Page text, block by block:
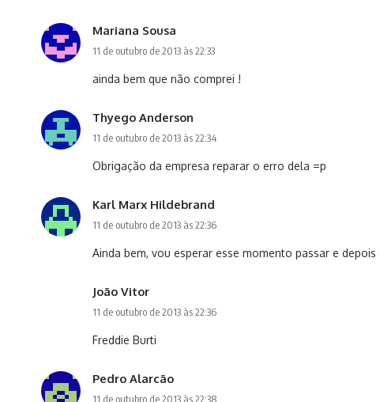
Mariana Sousa
11 de outubro de 2013 às 22:33
ainda bem que não comprei !
Thyego Anderson
11 de outubro de 2013 às 22:34
Obrigação da empresa reparar o erro dela =p
Karl Marx Hildebrand
11 de outubro de 2013 às 22:36
Ainda bem, vou esperar esse momento passar e depois
João Vitor
11 de outubro de 2013 às 22:36
Freddie Burti
Pedro Alarcão
11 de outubro de 2013 às 22:38